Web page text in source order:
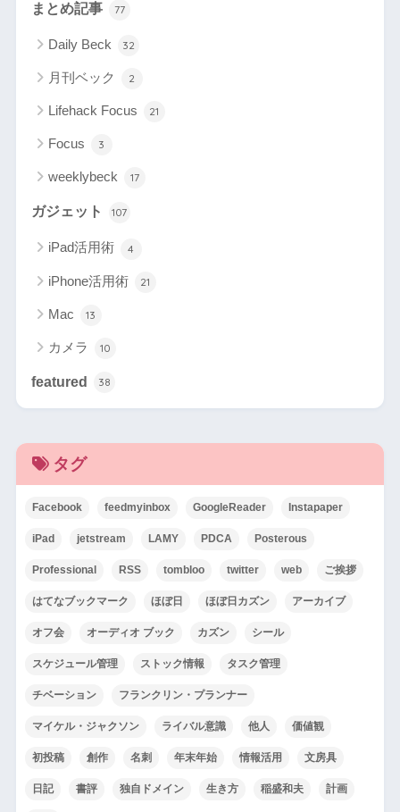
まとめ記事 77
Daily Beck 32
月刊ベック 2
Lifehack Focus 21
Focus 3
weeklybeck 17
ガジェット 107
iPad活用術 4
iPhone活用術 21
Mac 13
カメラ 10
featured 38
タグ
Facebook feedmyinbox GoogleReader Instapaper
iPad jetstream LAMY PDCA Posterous
Professional RSS tombloo twitter web ご挨拶
はてなブックマーク ほぼ日 ほぼ日カズン アーカイブ
オフ会 オーディオ ブック カズン シール
スケジュール管理 ストック情報 タスク管理
チベーション フランクリン・プランナー
マイケル・ジャクソン ライバル意識 他人 価値観
初投稿 創作 名刺 年末年始 情報活用 文房具
日記 書評 独自ドメイン 生き方 稲盛和夫 計画